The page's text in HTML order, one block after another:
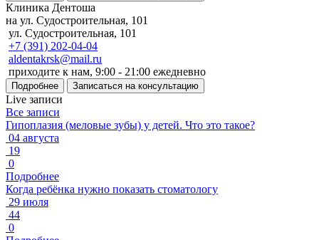
Клиника Дентоша
на ул. Судостроительная, 101
ул. Судостроительная, 101
+7 (391) 202-04-04
aldentakrsk@mail.ru
приходите к нам, 9:00 - 21:00 ежедневно
Подробнее Записаться на консультацию
Live записи
Все записи
Гипоплазия (меловые зубы) у детей. Что это такое?
04 августа
19
0
Подробнее
Когда ребёнка нужно показать стоматологу
29 июля
44
0